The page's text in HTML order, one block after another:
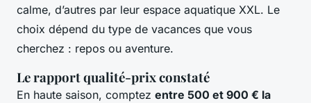
calme, d’autres par leur espace aquatique XXL. Le
choix dépend du type de vacances que vous
cherchez : repos ou aventure.
Le rapport qualité-prix constaté
En haute saison, comptez entre 500 et 900 € la